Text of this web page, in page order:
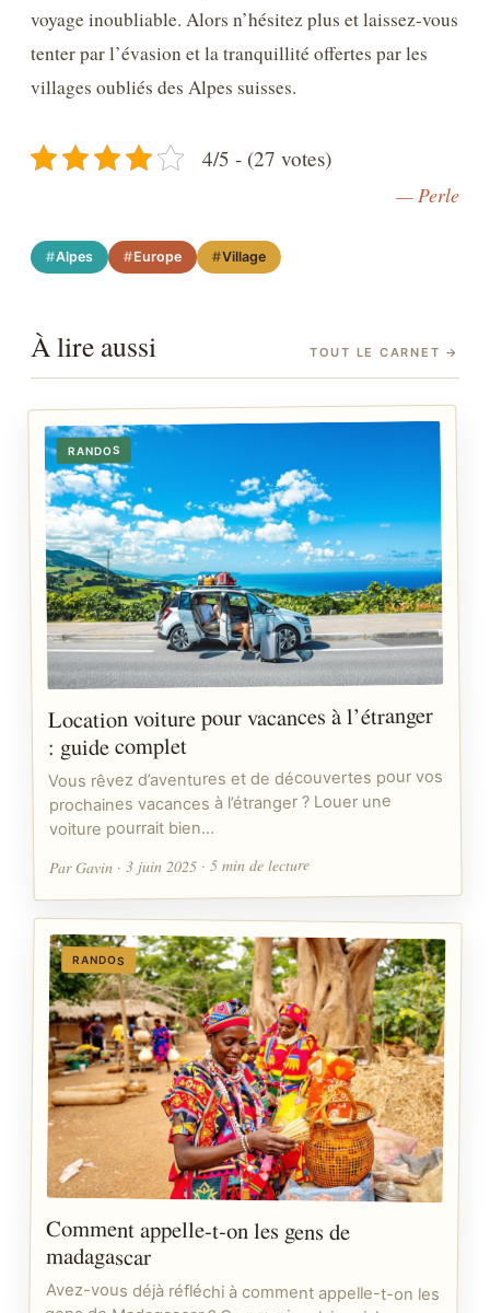
voyage inoubliable. Alors n’hésitez plus et laissez-vous
tenter par l’évasion et la tranquillité offertes par les
villages oubliés des Alpes suisses.
4/5 - (27 votes)
— Perle
Alpes Europe Village
À lire aussi TOUT LE CARNET →
RANDOS
Location voiture pour vacances à l’étranger
: guide complet
Vous rêvez d’aventures et de découvertes pour vos
prochaines vacances à l’étranger ? Louer une
voiture pourrait bien…
Par Gavin · 3 juin 2025 · 5 min de lecture
RANDOS
Comment appelle-t-on les gens de
madagascar
Avez-vous déjà réfléchi à comment appelle-t-on les
gens de Madagascar ? Ce pays insulaire, riche en